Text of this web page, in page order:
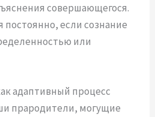
совершающегося.
постоянно, если сознание
или
адаптивный процесс
прародители, могущие